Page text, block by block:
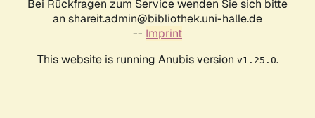
Bei Rückfragen zum Service wenden Sie sich bitte
an shareit.admin@bibliothek.uni-halle.de
-- Imprint
This website is running Anubis version v1.25.0.